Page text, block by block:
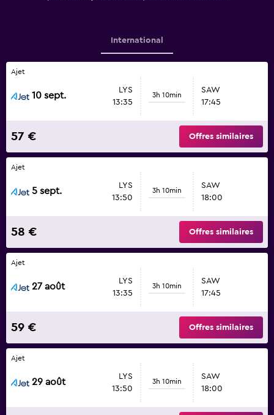
International
Ajet
10 sept.
LYS
13:35
3h 10min
SAW
17:45
57 € Offres similaires
Ajet
5 sept.
LYS
13:50
3h 10min
SAW
18:00
58 € Offres similaires
Ajet
27 août
LYS
13:35
3h 10min
SAW
17:45
59 € Offres similaires
Ajet
29 août
LYS
13:50
3h 10min
SAW
18:00